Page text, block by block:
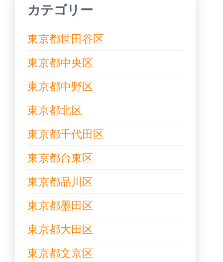
カテゴリー
東京都世田谷区
東京都中央区
東京都中野区
東京都北区
東京都千代田区
東京都台東区
東京都品川区
東京都墨田区
東京都大田区
東京都文京区